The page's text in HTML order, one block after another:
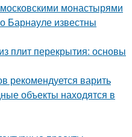
монастырями
Барнауле известны
плит перекрытия: основы
рекомендуется варить
объекты находятся в